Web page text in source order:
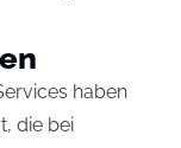
haben
die bei